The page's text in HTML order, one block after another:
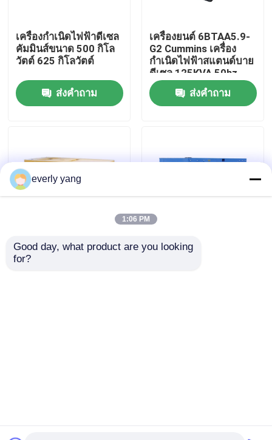
ขอใบเสนอราคา
เครื่องกำเนิดไฟฟ้าดีเซลคัมมินส์
เครื่องกำเนิดไฟฟ้าดีเซล ฟอร์เด
เครื่องกำเนิดไฟฟ้าดีเซล Yangdong
เครื่องกำเนิดไฟฟ้าดีเซล
คัมมินส์ขนาด 500 กิโล
วัตต์ 625 กิโลวัตต์
ส่งคำถาม
เครื่องยนต์ 6BTAA5.9-
G2 Cummins เครื่อง
กำเนิดไฟฟ้าสแตนด์บาย
ดีเซล 125KVA 50hz
1500rpm
ส่งคำถาม
ชุด EU Stage V
Cummins Dg
เครื่องกำเนิดไฟฟ้าดีเซล
everly yang
1:06 PM
Good day, what product are you looking
for?